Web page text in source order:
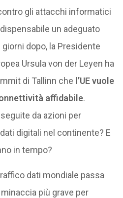
gli attacchi informatici
un adeguato
dopo, la Presidente
Ursula von der Leyen ha
di Tallinn che l’UE vuole
affidabile.
da azioni per
digitali nel continente? E
in tempo?
dati mondiale passa
più grave per